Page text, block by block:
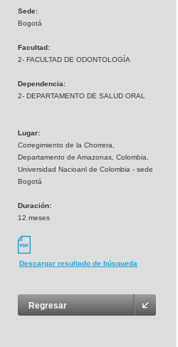
Sede:
Bogotá
Facultad:
2- FACULTAD DE ODONTOLOGÍA
Dependencia:
2- DEPARTAMENTO DE SALUD ORAL
Lugar:
Corregimiento de la Chorrera,
Departamento de Amazonas, Colombia.
Universidad Nacioanl de Colombia - sede
Bogotá
Duración:
12 meses
Descargar resultado de búsqueda
Regresar